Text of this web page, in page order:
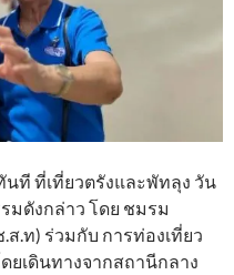
ที ที่เที่ยวตรังและพัทลุง วัน
มดังกล่าว โดย ชมรม
.ท) ร่วมกับ การท่องเที่ยว
ยเดินทางจากสถานีกลาง